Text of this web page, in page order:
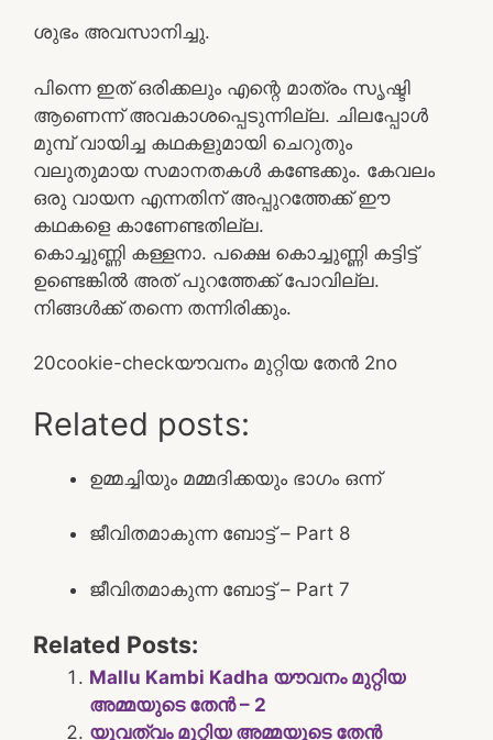
ശുഭം അവസാനിച്ചു.
പിന്നെ ഇത് ഒരിക്കലും എന്റെ മാത്രം സൃഷ്ടി
ആണെന്ന് അവകാശപ്പെടുന്നില്ല. ചിലപ്പോൾ
മുമ്പ് വായിച്ച കഥകളുമായി ചെറുതും
വലുതുമായ സമാനതകൾ കണ്ടേക്കും. കേവലം
ഒരു വായന എന്നതിന് അപ്പുറത്തേക്ക് ഈ
കഥകളെ കാണേണ്ടതില്ല.
കൊച്ചുണ്ണി കള്ളനാ. പക്ഷെ കൊച്ചുണ്ണി കട്ടിട്ട്
ഉണ്ടെങ്കിൽ അത് പുറത്തേക്ക് പോവില്ല.
നിങ്ങൾക്ക് തന്നെ തന്നിരിക്കും.
20cookie-checkയൗവനം മുറ്റിയ തേൻ 2no
Related posts:
ഉമ്മച്ചിയും മമ്മദിക്കയും ഭാഗം ഒന്ന്
ജീവിതമാകുന്ന ബോട്ട് – Part 8
ജീവിതമാകുന്ന ബോട്ട് – Part 7
Related Posts:
Mallu Kambi Kadha യൗവനം മുറ്റിയ
അമ്മയുടെ തേൻ – 2
യുവത്വം മുറ്റിയ അമ്മയുടെ തേൻ